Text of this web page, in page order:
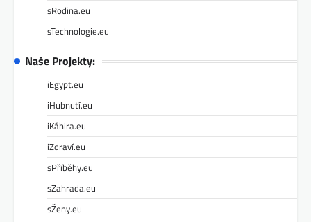
sRodina.eu
sTechnologie.eu
Naše Projekty:
iEgypt.eu
iHubnutí.eu
iKáhira.eu
iZdraví.eu
sPříběhy.eu
sZahrada.eu
sŽeny.eu